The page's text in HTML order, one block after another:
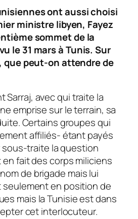
ont aussi choisi
ministre libyen, Fayez
sommet de la
le 31 mars à Tunis. Sur
que peut-on attendre de
Sarraj, avec qui traite la
emprise sur le terrain, sa
Certains groupes qui
affiliés- étant payés
sous-traite la question
fait des corps miliciens
de brigade mais lui
en position de
mais la Tunisie est dans
cet interlocuteur.